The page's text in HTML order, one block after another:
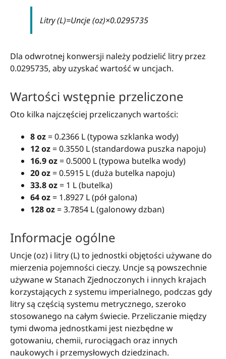
Litry (L)=Uncje (oz)×0.0295735
Dla odwrotnej konwersji należy podzielić litry przez
0.0295735, aby uzyskać wartość w uncjach.
Wartości wstępnie przeliczone
Oto kilka najczęściej przeliczanych wartości:
8 oz = 0.2366 L (typowa szklanka wody)
12 oz = 0.3550 L (standardowa puszka napoju)
16.9 oz = 0.5000 L (typowa butelka wody)
20 oz = 0.5915 L (duża butelka napoju)
33.8 oz = 1 L (butelka)
64 oz = 1.8927 L (pół galona)
128 oz = 3.7854 L (galonowy dzban)
Informacje ogólne
Uncje (oz) i litry (L) to jednostki objętości używane do
mierzenia pojemności cieczy. Uncje są powszechnie
używane w Stanach Zjednoczonych i innych krajach
korzystających z systemu imperialnego, podczas gdy
litry są częścią systemu metrycznego, szeroko
stosowanego na całym świecie. Przeliczanie między
tymi dwoma jednostkami jest niezbędne w
gotowaniu, chemii, rurociągach oraz innych
naukowych i przemysłowych dziedzinach.